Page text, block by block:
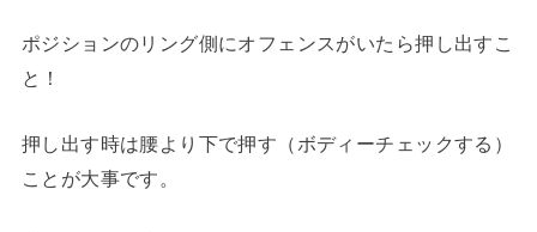
ポジションのリング側にオフェンスがいたら押し出すこ
と！
押し出す時は腰より下で押す（ボディーチェックする）
ことが大事です。